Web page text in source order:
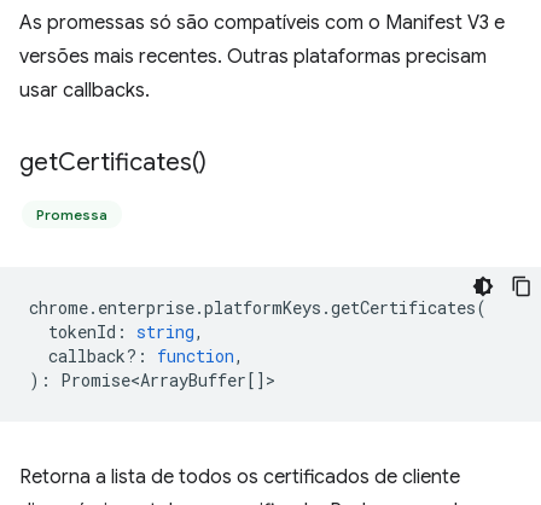
As promessas só são compatíveis com o Manifest V3 e
versões mais recentes. Outras plataformas precisam
usar callbacks.
getCertificates()
Promessa
chrome. enterprise.platformKeys .getCertificates(
tokenId : string,
callback? : function,
) : Promise<ArrayBuffer[]>
Retorna a lista de todos os certificados de cliente